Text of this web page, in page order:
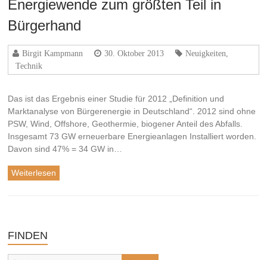
Energiewende zum größten Teil in
Bürgerhand
Birgit Kampmann 30. Oktober 2013 Neuigkeiten
Technik
Das ist das Ergebnis einer Studie für 2012 „Definition und
Marktanalyse von Bürgerenergie in Deutschland“. 2012 sind ohne
PSW, Wind, Offshore, Geothermie, biogener Anteil des Abfalls.
Insgesamt 73 GW erneuerbare Energieanlagen Installiert worden.
Davon sind 47% = 34 GW in…
Weiterlesen
FINDEN